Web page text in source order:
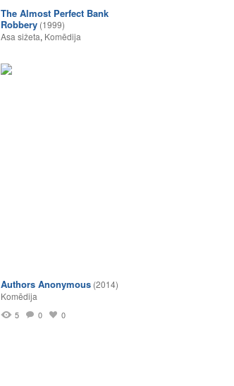
The Almost Perfect Bank
Robbery (1999)
Asa sižeta, Komēdija
Authors Anonymous (2014)
Komēdija
5 0 0